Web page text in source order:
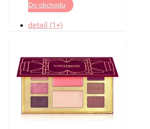
Do obchodu
detail (1+)